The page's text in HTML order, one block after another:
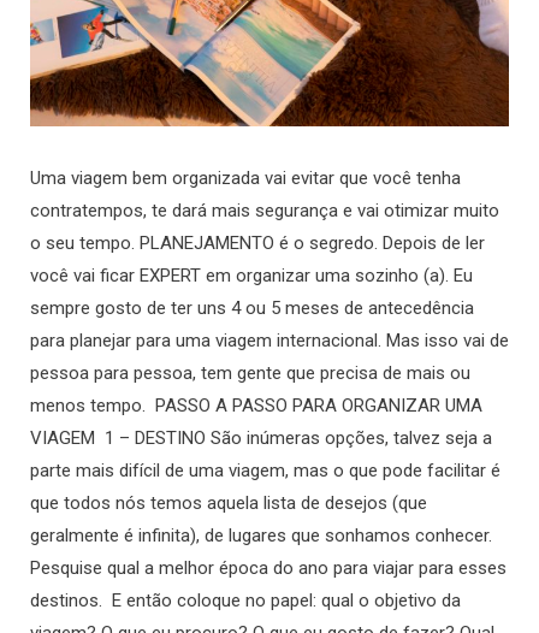
Uma viagem bem organizada vai evitar que você tenha
contratempos, te dará mais segurança e vai otimizar muito
o seu tempo. PLANEJAMENTO é o segredo. Depois de ler
você vai ficar EXPERT em organizar uma sozinho (a). Eu
sempre gosto de ter uns 4 ou 5 meses de antecedência
para planejar para uma viagem internacional. Mas isso vai de
pessoa para pessoa, tem gente que precisa de mais ou
menos tempo. PASSO A PASSO PARA ORGANIZAR UMA
VIAGEM 1 – DESTINO São inúmeras opções, talvez seja a
parte mais difícil de uma viagem, mas o que pode facilitar é
que todos nós temos aquela lista de desejos (que
geralmente é infinita), de lugares que sonhamos conhecer.
Pesquise qual a melhor época do ano para viajar para esses
destinos. E então coloque no papel: qual o objetivo da